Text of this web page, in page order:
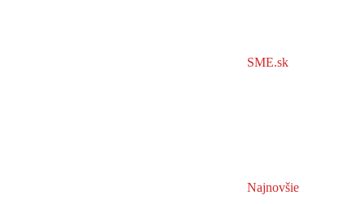
SME.sk
Najnovšie